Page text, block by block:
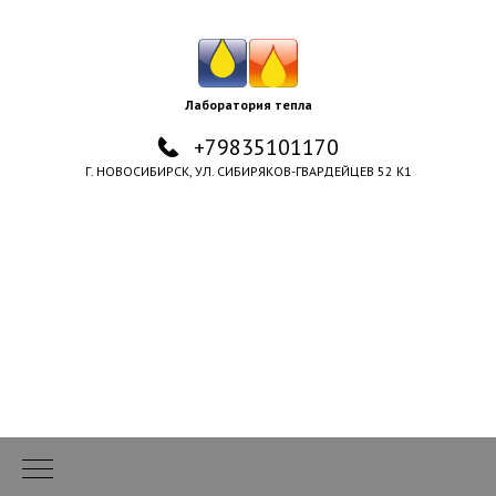
Лаборатория тепла
+79835101170
Г. НОВОСИБИРСК, УЛ. СИБИРЯКОВ-ГВАРДЕЙЦЕВ 52 К1